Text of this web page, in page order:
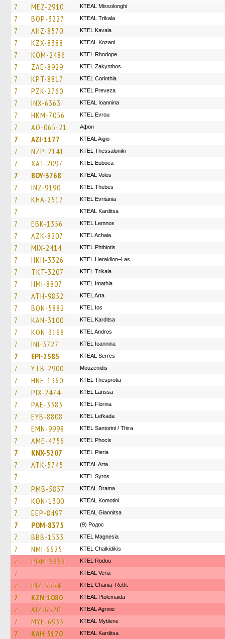
7 MEZ-2910 KTEAL Missolonghi
7 BOP-3227 KTEAL Trikala
7 AHZ-8570 KTEL Kavala
7 KZX-8388 KTEAL Kozani
7 KOM-2486 KTEL Rhodope
7 ZAE-8929 KTEL Zakynthos
7 KPT-8817 KTEL Corinthia
7 PZK-2760 KTEL Preveza
7 INX-6363 KTEAL Ioannina
7 HKM-7056 KTEL Evrou
7 AO-065-21 Афон
7 AZI-1177 KTEAL Aigio
7 NZP-2141 KTEL Thessaloniki
7 XAT-2097 ΚΤΕL Euboea
7 BOY-3768 KTEAL Volos
7 INZ-9190 KTEL Thebes
7 KHA-2517 ΚΤΕL Evritania
7 KTEAL Karditsa
7 EBK-1356 KTEL Lemnos
7 AZK-8207 KTEL Achaia
7 MIX-2414 ΚΤΕL Phthiotis
7 HKH-3326 KTEL Heraklion–Las.
7 TKT-3207 ΚΤΕL Τrikala
7 HMI-8807 KTEL Imathia
7 ATH-9852 KTEL Arta
7 BON-5882 KTEL Ios
7 KAN-3100 ΚΤΕL Karditsa
7 KON-3168 KTEL Andros
7 INI-3727 KTEL Ioannina
7 EPI-2585 KTEAL Serres
7 YTB-2900 Mouzenidis
7 HNE-1360 KTEL Thesprotia
7 PIX-2474 KTEL Larissa
7 PAE-3383 KTEL Florina
7 EYB-8808 KTEL Lefkada
7 EMN-9998 KTEL Santorini / Thira
7 AME-4756 ΚΤΕL Phocis
7 KNX-5207 KTEL Pieria
7 ATK-5745 KTEAL Arta
7 KTEL Syros
7 PMB-5857 KTEAL Drama
7 KON-1300 KTEAL Komotini
7 EEP-8497 KTEAL Giannitsa
7 POM-8375 (9) Родос
7 BBB-1533 ΚΤΕL Magnesia
7 NMI-6625 ΚΤΕL Chalkidikis
7 POM-5858 ΚΤΕL Rodou
7 KTEAL Veria
7 INZ-5554 KTEL Chania–Reth.
7 KZN-1080 KTEAL Ptolemaida
7 AIZ-6520 KTEAL Agrinio
7 MYE-6933 KTEAL Mytilene
7 KAH-5170 KTEAL Karditsa